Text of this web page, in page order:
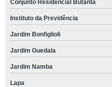
Conjunto Residencial Butantã
Instituto da Previdência
Jardim Bonfiglioli
Jardim Guedala
Jardim Namba
Lapa